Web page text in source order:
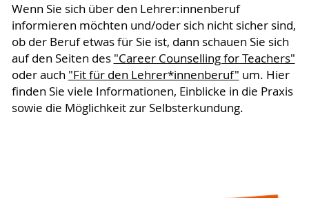
Wenn Sie sich über den Lehrer:innenberuf
informieren möchten und/oder sich nicht sicher sind,
ob der Beruf etwas für Sie ist, dann schauen Sie sich
auf den Seiten des "Career Counselling for Teachers"
oder auch "Fit für den Lehrer*innenberuf" um. Hier
finden Sie viele Informationen, Einblicke in die Praxis
sowie die Möglichkeit zur Selbsterkundung.